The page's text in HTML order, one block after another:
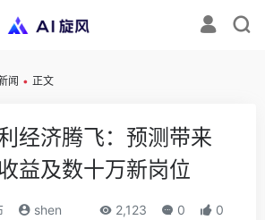
闻 • 正文
经济腾飞：预测带来
益及数十万新岗位
shen 2,123 0 0